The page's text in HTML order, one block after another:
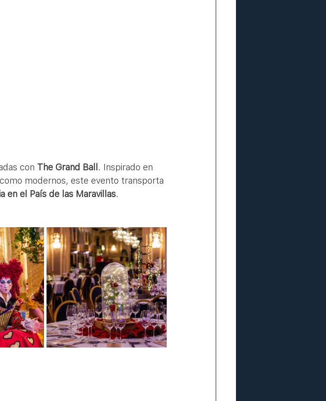
con The Grand Ball . Inspirado en
modernos, este evento transporta
en el País de las Maravillas.